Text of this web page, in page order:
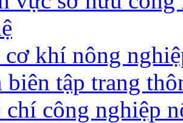
khí nông
biên tập trang
chí công nghiệp